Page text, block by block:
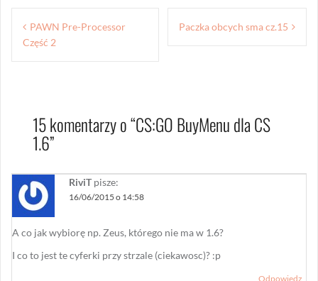
Nawigacja
wpisu
PAWN Pre-Processor
Część 2
Paczka obcych sma cz.15
15 komentarzy o “CS:GO BuyMenu dla CS
1.6”
RiviT pisze:
16/06/2015 o 14:58
A co jak wybiorę np. Zeus, którego nie ma w 1.6?
I co to jest te cyferki przy strzale (ciekawosc)? :p
Odpowiedz